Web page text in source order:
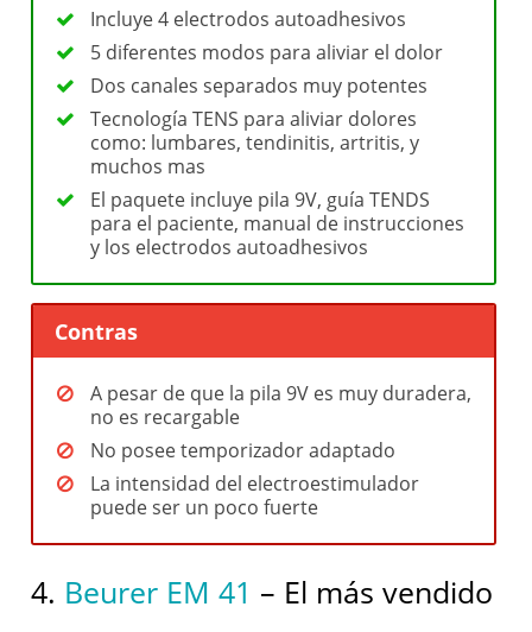
Incluye 4 electrodos autoadhesivos
5 diferentes modos para aliviar el dolor
Dos canales separados muy potentes
Tecnología TENS para aliviar dolores
como: lumbares, tendinitis, artritis, y
muchos mas
El paquete incluye pila 9V, guía TENDS
para el paciente, manual de instrucciones
y los electrodos autoadhesivos
Contras
A pesar de que la pila 9V es muy duradera,
no es recargable
No posee temporizador adaptado
La intensidad del electroestimulador
puede ser un poco fuerte
4. Beurer EM 41 – El más vendido